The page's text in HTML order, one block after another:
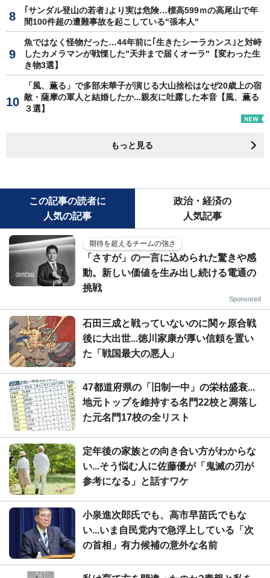
｢サンダル登山の若者｣より実は危険…標高599ｍの高尾山で年
間100件超の遭難事故を起こしている"張本人"
魚ではなく怪物だった…44年前に｢生きたシーラカンス｣と対峙
したカメラマンが戦慄した"天井まで届くオーラ"【変わった生
き物3選】
「風、薫る」で多部未華子が演じる大山捨松はなぜ20歳上の宿
敵・薩摩の軍人と結婚したか...親友に吐露した本音【風、薫る
３選】
もっと見る
この記事の読者に
人気の記事
政治・経済の
人気記事
期待を超えるチームの強さ
「さすが」の一言に込められた驚きや感
動。新しい価値を生み出し続ける電通の
挑戦
Sponsored
石田三成と戦っていないのに関ヶ原合戦
後に大出世...徳川家康が厚い信頼を置い
た「戦国最大の悪人」
47都道府県の「旧制一中」の栄枯盛衰...
地元トップを維持する名門22校と凋落し
た元名門17校の全リスト
定年後の家族との向き合い方がわからな
い...そう悩む人に佐藤優が「鬼滅の刃が
参考になる」と話すワケ
小泉進次郎氏でも、高市早苗氏でもな
い...いま自民党内で急浮上している「次
の首相」有力候補の意外な名前